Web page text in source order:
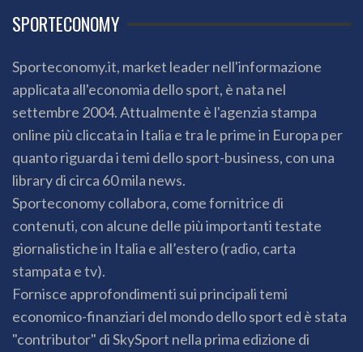
SPORTECONOMY
Sporteconomy.it, market leader nell'informazione
applicata all'economia dello sport, è nata nel
settembre 2004. Attualmente è l'agenzia stampa
online più cliccata in Italia e tra le prime in Europa per
quanto riguarda i temi dello sport-business, con una
library di circa 60 mila news.
Sporteconomy collabora, come fornitrice di
contenuti, con alcune delle più importanti testate
giornalistiche in Italia e all’estero (radio, carta
stampata e tv).
Fornisce approfondimenti sui principali temi
economico-finanziari del mondo dello sport ed è stata
"contributor" di SkySport nella prima edizione di